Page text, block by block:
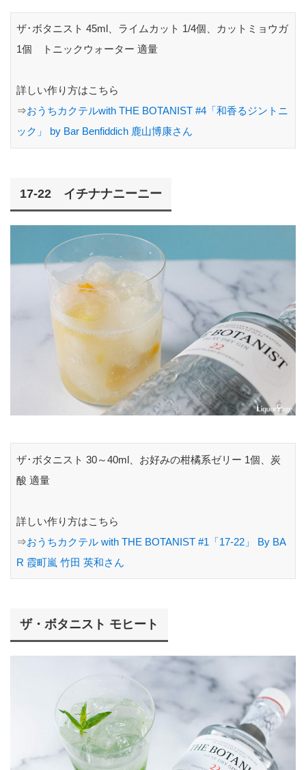
ザ･ボタニスト 45ml、ライムカット 1/4個、カットミョウガ
1個 トニックウォーター 適量
詳しい作り方はこちら
⇒おうちカクテルwith THE BOTANIST #4「和香るジントニ
ック」 by Bar Benfiddich 鹿山博康さん
17-22 イチナナニーニー
ザ･ボタニスト 30～40ml、お好みの柑橘系ゼリー 1個、炭
酸 適量
詳しい作り方はこちら
⇒おうちカクテル with THE BOTANIST #1「17-22」 By BA
R 霞町嵐 竹田 英和さん
ザ・ボタニスト モヒート